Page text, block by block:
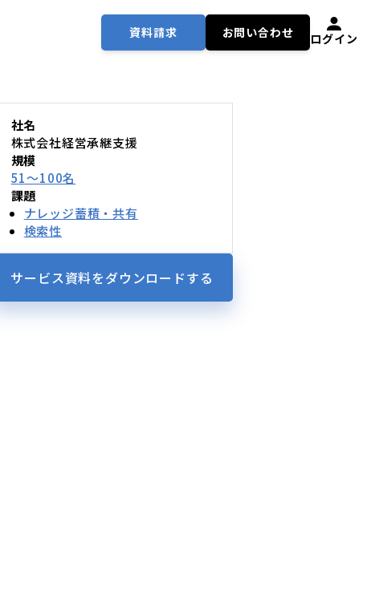
資料請求 お問い合わせ ログイン
社名
株式会社経営承継支援
規模
51〜100名
課題
ナレッジ蓄積・共有
検索性
サービス資料をダウンロードする